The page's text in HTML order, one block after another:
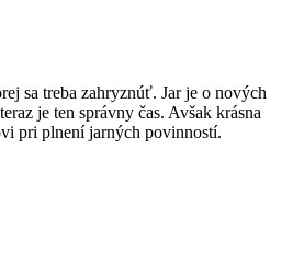
sa treba zahryznúť. Jar je o nových
je ten správny čas. Avšak krásna
pri plnení jarných povinností.